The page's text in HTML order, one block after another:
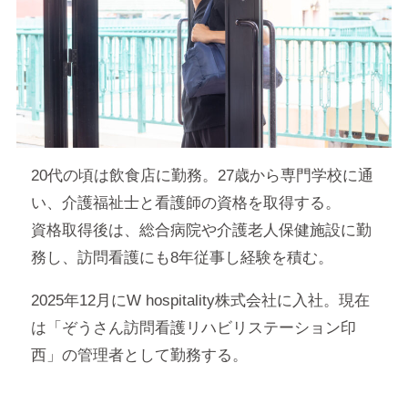
20代の頃は飲食店に勤務。27歳から専門学校に通
い、介護福祉士と看護師の資格を取得する。
資格取得後は、総合病院や介護老人保健施設に勤
務し、訪問看護にも8年従事し経験を積む。
2025年12月にW hospitality株式会社に入社。現在
は「ぞうさん訪問看護リハビリステーション印
西」の管理者として勤務する。